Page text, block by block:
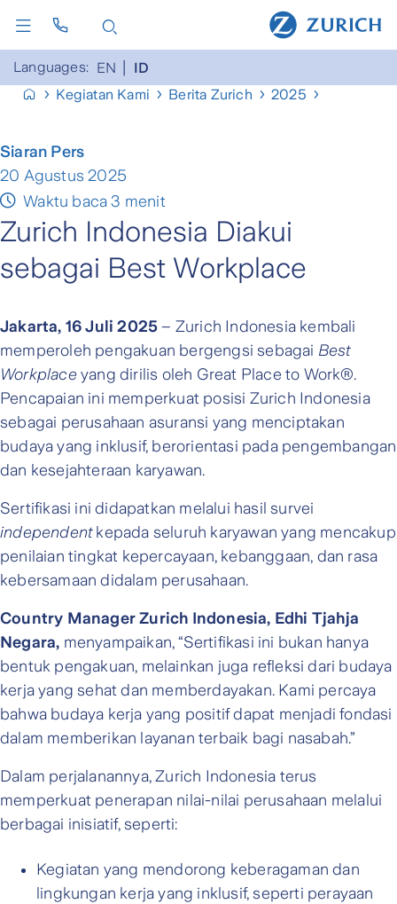
Languages: EN
ID
Kegiatan Kami
Berita Zurich 2025
Siaran Pers
20 Agustus 2025
Waktu baca 3 menit
Zurich Indonesia Diakui
sebagai Best Workplace
Jakarta, 16 Juli 2025 – Zurich Indonesia kembali
memperoleh pengakuan bergengsi sebagai Best
Workplace yang dirilis oleh Great Place to Work®.
Pencapaian ini memperkuat posisi Zurich Indonesia
sebagai perusahaan asuransi yang menciptakan
budaya yang inklusif, berorientasi pada pengembangan
dan kesejahteraan karyawan.
Sertifikasi ini didapatkan melalui hasil survei
independentkepada seluruh karyawan yang mencakup
penilaian tingkat kepercayaan, kebanggaan, dan rasa
kebersamaan didalam perusahaan.
Country Manager Zurich Indonesia, Edhi Tjahja
Negara, menyampaikan, “Sertifikasi ini bukan hanya
bentuk pengakuan, melainkan juga refleksi dari budaya
kerja yang sehat dan memberdayakan. Kami percaya
bahwa budaya kerja yang positif dapat menjadi fondasi
dalam memberikan layanan terbaik bagi nasabah.”
Dalam perjalanannya, Zurich Indonesia terus
memperkuat penerapan nilai-nilai perusahaan melalui
berbagai inisiatif, seperti:
Kegiatan yang mendorong keberagaman dan
lingkungan kerja yang inklusif, seperti perayaan